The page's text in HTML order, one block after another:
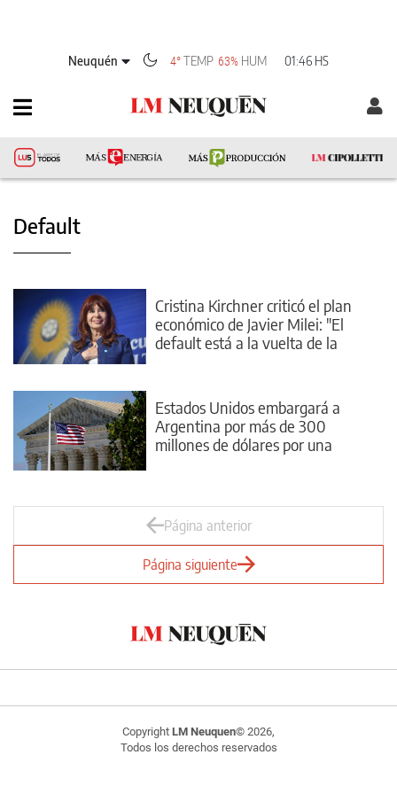
Neuquén 4°TEMP 63% HUM 01:46 HS
Default
Cristina Kirchner criticó el plan
económico de Javier Milei: "El
default está a la vuelta de la
Estados Unidos embargará a
Argentina por más de 300
millones de dólares por una
Página anterior
Página siguiente
Copyright LM Neuquen© 2026,
Todos los derechos reservados